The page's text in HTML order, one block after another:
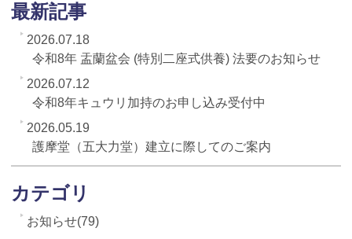
最新記事
2026.07.18
令和8年 盂蘭盆会 (特別二座式供養) 法要のお知らせ
2026.07.12
令和8年キュウリ加持のお申し込み受付中
2026.05.19
護摩堂（五大力堂）建立に際してのご案内
カテゴリ
お知らせ(79)